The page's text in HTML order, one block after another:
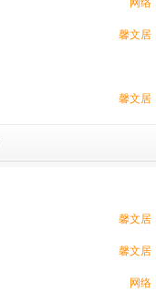
网络
馨文居
馨文居
馨文居
馨文居
网络